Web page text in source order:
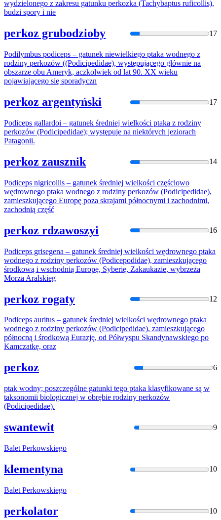
wydzielonego z zakresu gatunku perkozka (Tachybaptus ruficollis),
budzi spory i nie
perkoz grubodzioby 17
Podilymbus podiceps – gatunek niewielkiego ptaka wodnego z
rodziny perkozów ((Podicipedidae), występującego głównie na
obszarze obu Ameryk, aczkolwiek od lat 90. XX wieku
pojawiającego się sporadyczn
perkoz argentyński 17
Podiceps gallardoi – gatunek średniej wielkości ptaka z rodziny
perkozów (Podicipedidae); występuje na niektórych jeziorach
Patagonii.
perkoz zausznik 14
Podiceps nigricollis – gatunek średniej wielkości częściowo
wędrownego ptaka wodnego z rodziny perkozów (Podicipedidae),
zamieszkującego Europę poza skrajami północnymi i zachodnimi,
zachodnią część
perkoz rdzawoszyi 16
Podiceps grisegena – gatunek średniej wielkości wędrownego ptaka
wodnego z rodziny perkozów (Podicepodidae), zamieszkującego
środkową i wschodnią Europę, Syberię, Zakaukazie, wybrzeża
Morza Aralskieg
perkoz rogaty 12
Podiceps auritus – gatunek średniej wielkości wędrownego ptaka
wodnego z rodziny perkozów (Podicipedidae), zamieszkującego
północną i środkową Eurazję, od Półwyspu Skandynawskiego po
Kamczatkę, oraz
perkoz 6
ptak wodny; poszczególne gatunki tego ptaka klasyfikowane są w
taksonomii biologicznej w obrębie rodziny perkozów
(Podicipedidae).
swantewit 9
Balet Perkowskiego
klementyna 10
Balet Perkowskiego
perkolator 10